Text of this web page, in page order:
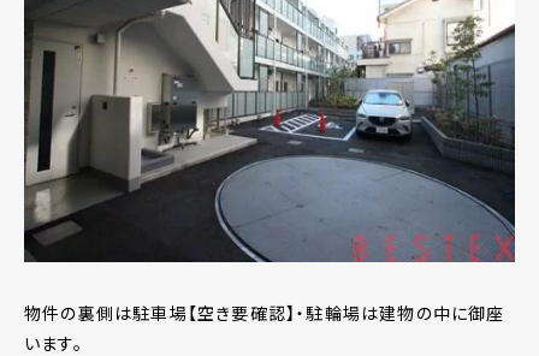
物件の裏側は駐車場【空き要確認】・駐輪場は建物の中に御座
います。